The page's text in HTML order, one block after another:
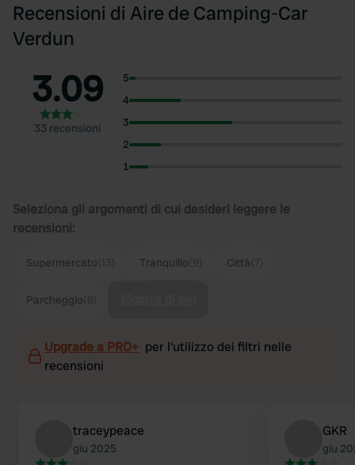
Recensioni di Aire de Camping-Car
Verdun
3.09
33 recensioni
5
4
3
2
1
Seleziona gli argomenti di cui desideri leggere le
recensioni:
Supermercato Tranquillo Città
Parcheggio
Upgrade a PRO+ per l'utilizzo dei filtri nelle
recensioni
traceypeace
giu 2025
GKR
giu